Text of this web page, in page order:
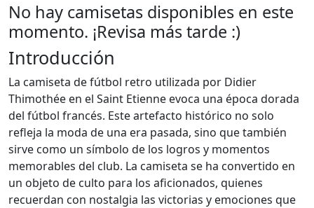
No hay camisetas disponibles en este
momento. ¡Revisa más tarde :)
Introducción
La camiseta de fútbol retro utilizada por Didier
Thimothée en el Saint Etienne evoca una época dorada
del fútbol francés. Este artefacto histórico no solo
refleja la moda de una era pasada, sino que también
sirve como un símbolo de los logros y momentos
memorables del club. La camiseta se ha convertido en
un objeto de culto para los aficionados, quienes
recuerdan con nostalgia las victorias y emociones que